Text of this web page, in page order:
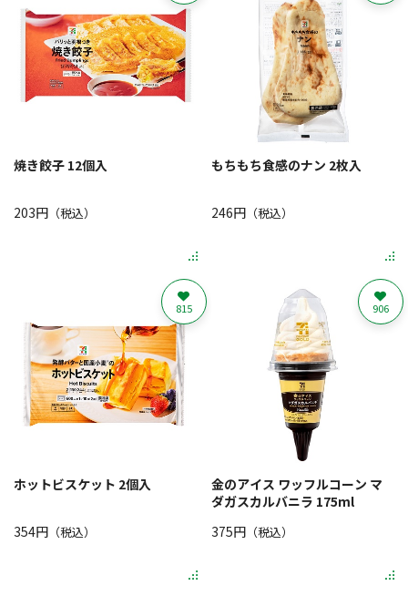
焼き餃子 12個入
203円 （税込）
もちもち食感のナン 2枚入
246円（税込）
ホットビスケット 2個入
354円 （税込）
815
金のアイス ワッフルコーン マ
ダガスカルバニラ 175ml
375円（税込）
906